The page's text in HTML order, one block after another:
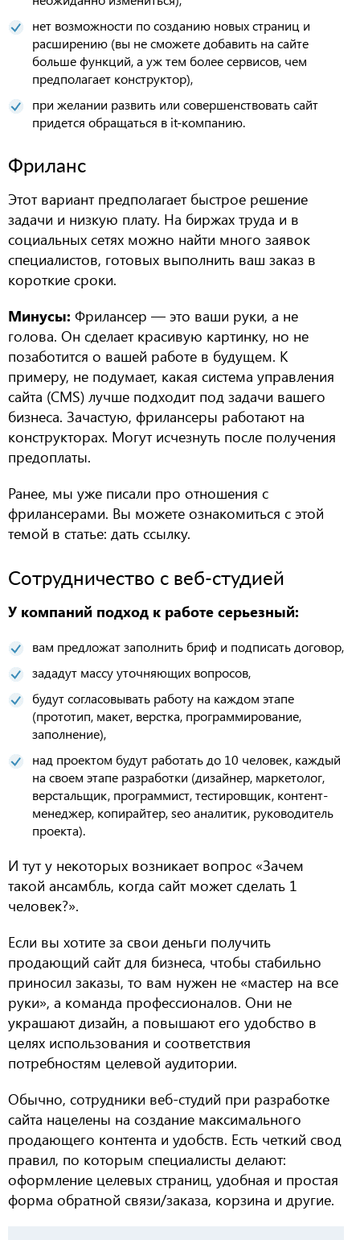
нет возможности по созданию новых страниц и
расширению (вы не сможете добавить на сайте
больше функций, а уж тем более сервисов, чем
предполагает конструктор),
при желании развить или совершенствовать сайт
придется обращаться в it-компанию.
Фриланс
Этот вариант предполагает быстрое решение
задачи и низкую плату. На биржах труда и в
социальных сетях можно найти много заявок
специалистов, готовых выполнить ваш заказ в
короткие сроки.
Минусы: Фрилансер — это ваши руки, а не
голова. Он сделает красивую картинку, но не
позаботится о вашей работе в будущем. К
примеру, не подумает, какая система управления
сайта (CMS) лучше подходит под задачи вашего
бизнеса. Зачастую, фрилансеры работают на
конструкторах. Могут исчезнуть после получения
предоплаты.
Ранее, мы уже писали про отношения с
фрилансерами. Вы можете ознакомиться с этой
темой в статье: дать ссылку.
Сотрудничество с веб-студией
У компаний подход к работе серьезный:
вам предложат заполнить бриф и подписатьдоговор,
зададут массу уточняющих вопросов,
будут согласовывать работу на каждом этапе
(прототип, макет, верстка, программирование,
заполнение),
над проектом будут работать до 10 человек, каждый
на своем этапе разработки (дизайнер, маркетолог,
верстальщик, программист, тестировщик, контент-
менеджер, копирайтер,seoаналитик, руководитель
проекта).
И тут у некоторых возникает вопрос «Зачем
такой ансамбль, когда сайт может сделать 1
человек?».
Если вы хотите за свои деньги получить
продающий сайтдля бизнеса, чтобы стабильно
приносил заказы, то вам нужен не «мастер на все
руки», а команда профессионалов. Они не
украшают дизайн, а повышают его удобство в
целях использования и соответствия
потребностям целевой аудитории.
Обычно, сотрудники веб-студий при разработке
сайта нацелены на создание максимального
продающего контента и удобств. Есть четкий свод
правил, по которым специалисты делают:
оформление целевых страниц, удобная и простая
форма обратной связи/заказа, корзина и другие.